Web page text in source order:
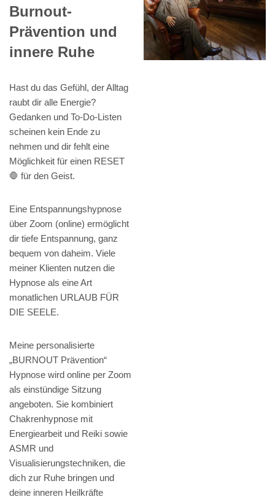
Burnout-
Prävention und
innere Ruhe
Hast du das Gefühl, der Alltag
raubt dir alle Energie?
Gedanken und To-Do-Listen
scheinen kein Ende zu
nehmen und dir fehlt eine
Möglichkeit für einen RESET
🛑 für den Geist.
Eine Entspannungshypnose
über Zoom (online) ermöglicht
dir tiefe Entspannung, ganz
bequem von daheim. Viele
meiner Klienten nutzen die
Hypnose als eine Art
monatlichen URLAUB FÜR
DIE SEELE.
Meine personalisierte
„BURNOUT Prävention“
Hypnose wird online per Zoom
als einstündige Sitzung
angeboten. Sie kombiniert
Chakrenhypnose mit
Energiearbeit und Reiki sowie
ASMR und
Visualisierungstechniken, die
dich zur Ruhe bringen und
deine inneren Heilkräfte